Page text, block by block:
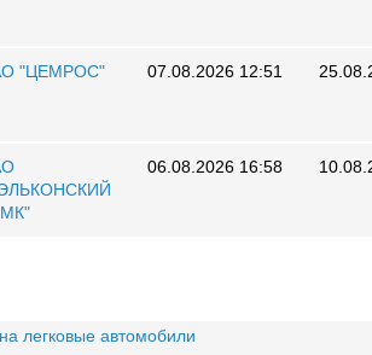
"ЦЕМРОС" 07.08.2026 12:51
06.08.2026 16:58
легковые автомобили